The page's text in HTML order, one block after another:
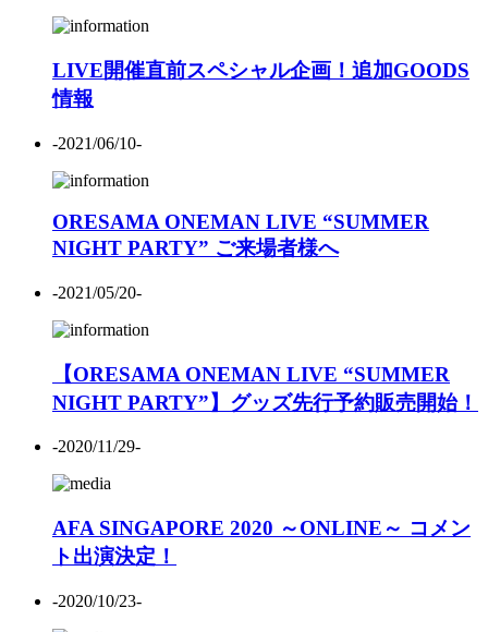
LIVE開催直前スペシャル企画！追加GOODS
情報
-2021/06/10-
ORESAMA ONEMAN LIVE “SUMMER
NIGHT PARTY” ご来場者様へ
-2021/05/20-
【ORESAMA ONEMAN LIVE “SUMMER
NIGHT PARTY”】グッズ先行予約販売開始！
-2020/11/29-
AFA SINGAPORE 2020 ～ONLINE～ コメン
ト出演決定！
-2020/10/23-